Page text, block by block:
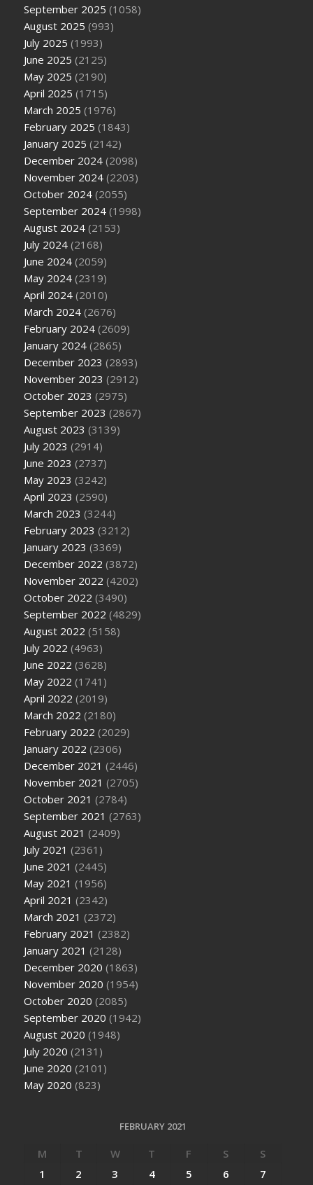
September 2025 (1058)
August 2025 (993)
July 2025 (1993)
June 2025 (2125)
May 2025 (2190)
April 2025 (1715)
March 2025 (1976)
February 2025 (1843)
January 2025 (2142)
December 2024 (2098)
November 2024 (2203)
October 2024 (2055)
September 2024 (1998)
August 2024 (2153)
July 2024 (2168)
June 2024 (2059)
May 2024 (2319)
April 2024 (2010)
March 2024 (2676)
February 2024 (2609)
January 2024 (2865)
December 2023 (2893)
November 2023 (2912)
October 2023 (2975)
September 2023 (2867)
August 2023 (3139)
July 2023 (2914)
June 2023 (2737)
May 2023 (3242)
April 2023 (2590)
March 2023 (3244)
February 2023 (3212)
January 2023 (3369)
December 2022 (3872)
November 2022 (4202)
October 2022 (3490)
September 2022 (4829)
August 2022 (5158)
July 2022 (4963)
June 2022 (3628)
May 2022 (1741)
April 2022 (2019)
March 2022 (2180)
February 2022 (2029)
January 2022 (2306)
December 2021 (2446)
November 2021 (2705)
October 2021 (2784)
September 2021 (2763)
August 2021 (2409)
July 2021 (2361)
June 2021 (2445)
May 2021 (1956)
April 2021 (2342)
March 2021 (2372)
February 2021 (2382)
January 2021 (2128)
December 2020 (1863)
November 2020 (1954)
October 2020 (2085)
September 2020 (1942)
August 2020 (1948)
July 2020 (2131)
June 2020 (2101)
May 2020 (823)
FEBRUARY 2021
M T W T F S
S
1
2 3 4 5 6 7